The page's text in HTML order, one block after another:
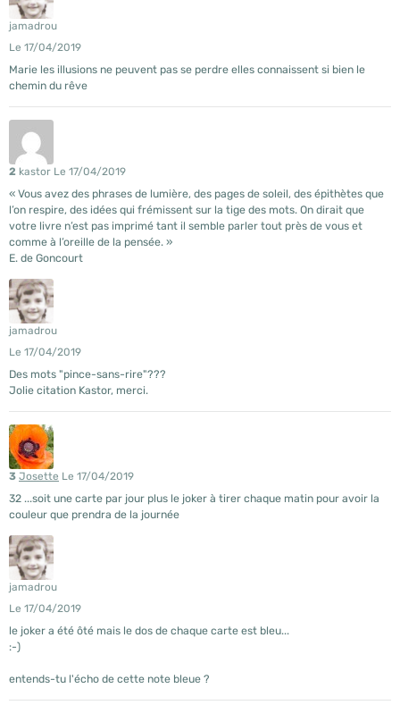
jamadrou
Le 17/04/2019
Marie les illusions ne peuvent pas se perdre elles connaissent si bien le
chemin du rêve
2 kastor Le 17/04/2019
« Vous avez des phrases de lumière, des pages de soleil, des épithètes que
l’on respire, des idées qui frémissent sur la tige des mots. On dirait que
votre livre n’est pas imprimé tant il semble parler tout près de vous et
comme à l’oreille de la pensée. »
E. de Goncourt
jamadrou
Le 17/04/2019
Des mots "pince-sans-rire"???
Jolie citation Kastor, merci.
3 Josette Le 17/04/2019
32 ...soit une carte par jour plus le joker à tirer chaque matin pour avoir la
couleur que prendra de la journée
jamadrou
Le 17/04/2019
le joker a été ôté mais le dos de chaque carte est bleu...
:-)
entends-tu l'écho de cette note bleue ?